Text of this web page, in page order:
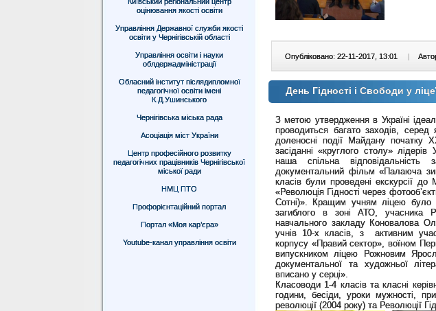
оцінювання якості освіти
Управління Державної служби якості
освіти у Чернігівській області
Управління освіти і науки
облдержадміністрації
Обласний інститут післядипломної
педагогічної освіти імені
К.Д.Ушинського
Чернігівська міська рада
Асоціація міст України
Центр професійного розвитку
педагогічних працівників Чернігівської
міської ради
НМЦ ПТО
Профорієнтаційний портал
Портал «Моя кар’єра»
Youtube-канал управління освіти
Опубліковано: 22-11-2017, 13:01 |
День Гідності і Свободи у
З метою утвердження в Україні
проводиться багато заходів,
доленосні події Майдану початку
засіданні «круглого столу»
наша спільна
документальний фільм «Палаюча
класів були проведені екскурсії
«Революція Гідності через
Сотні)». Кращим учням ліцею було
загиблого в зоні АТО, учасника
навчального закладу Коновалова
учнів 10-х класів, з активним
корпусу «Правий сектор», воїном
випускником ліцею Рожновим
документальної та художньої
вписано у серці».
Класоводи 1-4 класів та класні
години, бесіди, уроки мужності,
революції (2004 року) та Революції